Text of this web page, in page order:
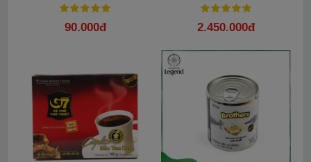
90.000đ
24 Hộp)
2.450.000đ